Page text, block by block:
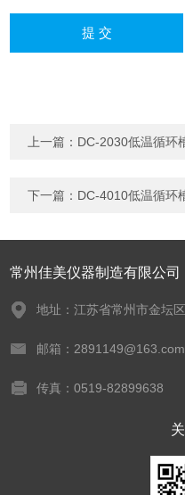
上一篇： DC-2030低温循环
下一篇： DC-4010低温循环
常州佳美仪器制造有限公司
地址：江苏省常州市金坛
邮箱：2891149@163.com
传真：0519-82899638